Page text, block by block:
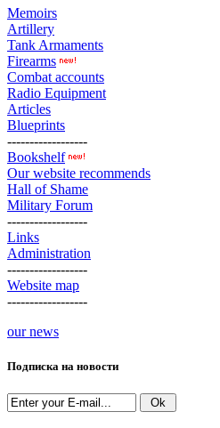
Memoirs
Artillery
Tank Armaments
Firearms
Combat accounts
Radio Equipment
Articles
Blueprints
------------------
Bookshelf
Our website recommends
Hall of Shame
Military Forum
------------------
Links
Administration
------------------
Website map
------------------
our news
Подписка на новости